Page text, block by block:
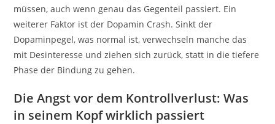
müssen, auch wenn genau das Gegenteil passiert. Ein
weiterer Faktor ist der Dopamin Crash. Sinkt der
Dopaminpegel, was normal ist, verwechseln manche das
mit Desinteresse und ziehen sich zurück, statt in die tiefere
Phase der Bindung zu gehen.
Die Angst vor dem Kontrollverlust: Was
in seinem Kopf wirklich passiert